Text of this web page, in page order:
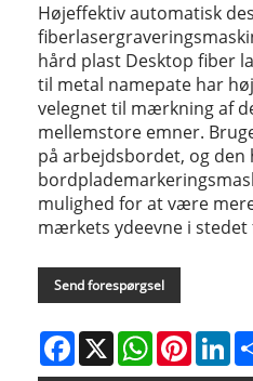
Højeffektiv automatisk
hård plast Desktop fiber
til metal namepate har
velegnet til mærkning af
mellemstore emner.
på arbejdsbordet, og
mulighed for at være
mærkets ydeevne i
Send forespørgsel
Facebook
X WhatsApp